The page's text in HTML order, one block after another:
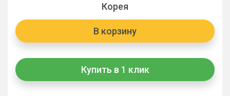
Корея
В корзину
Купить в 1 клик